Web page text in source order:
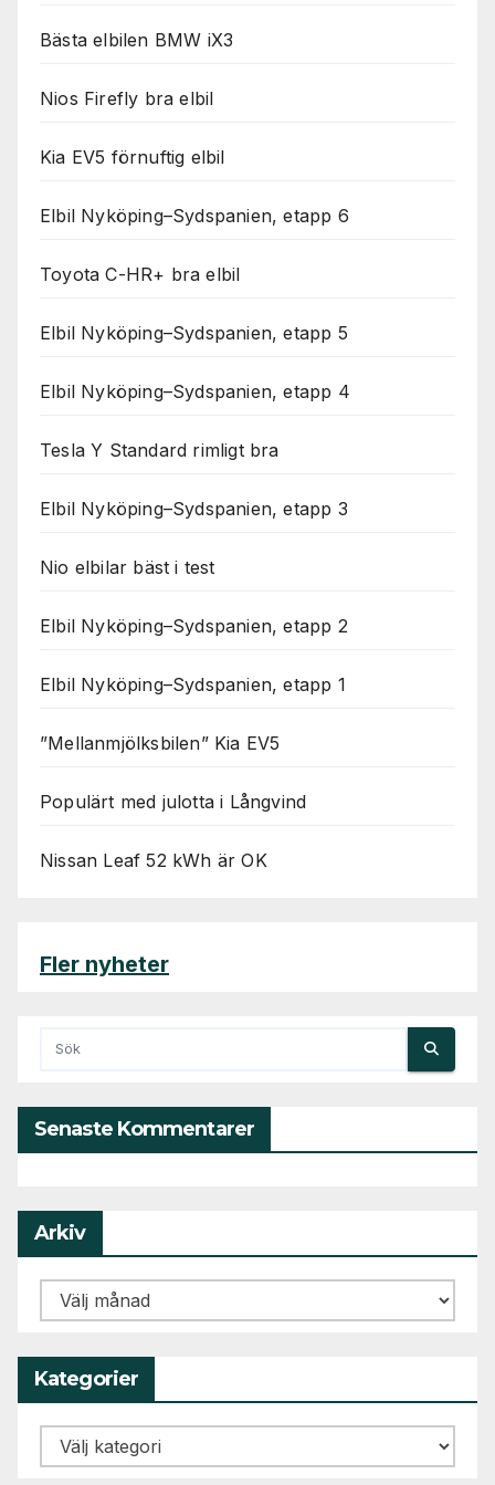
Bästa elbilen BMW iX3
Nios Firefly bra elbil
Kia EV5 förnuftig elbil
Elbil Nyköping–Sydspanien, etapp 6
Toyota C-HR+ bra elbil
Elbil Nyköping–Sydspanien, etapp 5
Elbil Nyköping–Sydspanien, etapp 4
Tesla Y Standard rimligt bra
Elbil Nyköping–Sydspanien, etapp 3
Nio elbilar bäst i test
Elbil Nyköping–Sydspanien, etapp 2
Elbil Nyköping–Sydspanien, etapp 1
”Mellanmjölksbilen” Kia EV5
Populärt med julotta i Långvind
Nissan Leaf 52 kWh är OK
Fler nyheter
Senaste Kommentarer
Arkiv
Arkiv
Kategorier
Kategorier